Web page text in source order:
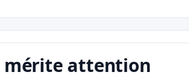
mérite attention